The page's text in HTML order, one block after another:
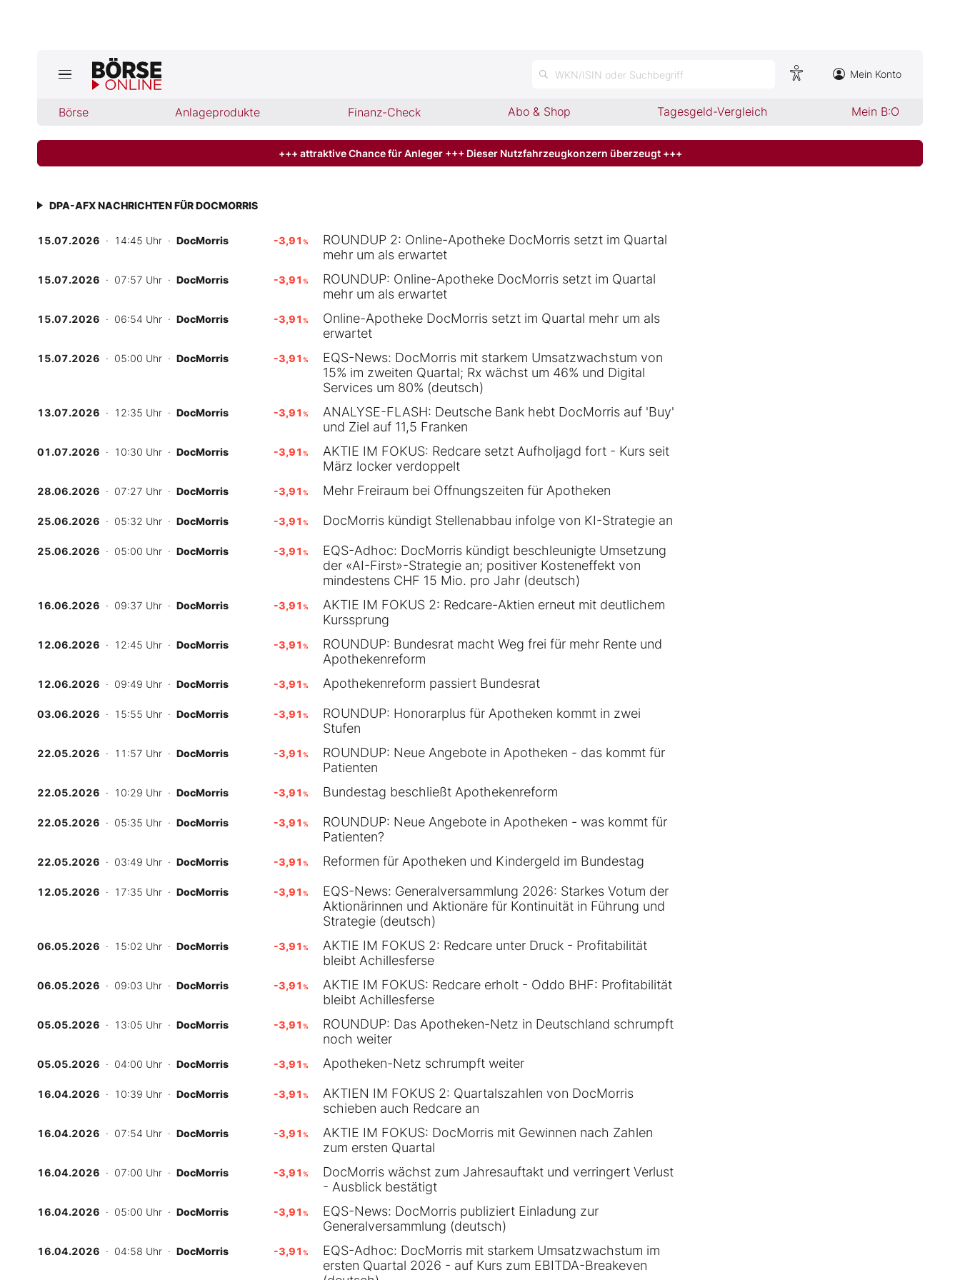
WKN/ISIN oder Suchbegriff Mein Konto
Börse Anlageprodukte Finanz-Check Abo & Shop Tagesgeld-Vergleich Mein B:O
Jetzt aktuelle Ausgabe BÖRSE ONLINE lesen
Kontakt
+++ attraktive Chance für Anleger +++ Dieser Nutzfahrzeugkonzern überzeugt +++
DPA-AFX NACHRICHTEN FÜR DOCMORRIS
15.07.2026 · 14:45 Uhr · DocMorris -3,91 %
ROUNDUP 2: Online-Apotheke DocMorris setzt im Quartal
mehr um als erwartet
15.07.2026 · 07:57 Uhr · DocMorris -3,91 %
ROUNDUP: Online-Apotheke DocMorris setzt im Quartal
mehr um als erwartet
15.07.2026 · 06:54 Uhr · DocMorris -3,91 %
Online-Apotheke DocMorris setzt im Quartal mehr um als
erwartet
15.07.2026 · 05:00 Uhr · DocMorris -3,91 %
EQS-News: DocMorris mit starkem Umsatzwachstum von
15% im zweiten Quartal; Rx wächst um 46% und Digital
Services um 80% (deutsch)
13.07.2026 · 12:35 Uhr · DocMorris -3,91 %
ANALYSE-FLASH: Deutsche Bank hebt DocMorris auf 'Buy'
und Ziel auf 11,5 Franken
01.07.2026 · 10:30 Uhr · DocMorris -3,91 %
AKTIE IM FOKUS: Redcare setzt Aufholjagd fort - Kurs seit
März locker verdoppelt
28.06.2026 · 07:27 Uhr · DocMorris -3,91 % Mehr Freiraum bei Öffnungszeiten für Apotheken
25.06.2026 · 05:32 Uhr · DocMorris -3,91 % DocMorris kündigt Stellenabbau infolge von KI-Strategie an
25.06.2026 · 05:00 Uhr · DocMorris -3,91 %
EQS-Adhoc: DocMorris kündigt beschleunigte Umsetzung
der «AI-First»-Strategie an; positiver Kosteneffekt von
mindestens CHF 15 Mio. pro Jahr (deutsch)
16.06.2026 · 09:37 Uhr · DocMorris -3,91 %
AKTIE IM FOKUS 2: Redcare-Aktien erneut mit deutlichem
Kurssprung
12.06.2026 · 12:45 Uhr · DocMorris -3,91 %
ROUNDUP: Bundesrat macht Weg frei für mehr Rente und
Apothekenreform
12.06.2026 · 09:49 Uhr · DocMorris -3,91 % Apothekenreform passiert Bundesrat
03.06.2026 · 15:55 Uhr · DocMorris -3,91 %
ROUNDUP: Honorarplus für Apotheken kommt in zwei
Stufen
22.05.2026 · 11:57 Uhr · DocMorris -3,91 %
ROUNDUP: Neue Angebote in Apotheken - das kommt für
Patienten
22.05.2026 · 10:29 Uhr · DocMorris -3,91 % Bundestag beschließt Apothekenreform
22.05.2026 · 05:35 Uhr · DocMorris -3,91 %
ROUNDUP: Neue Angebote in Apotheken - was kommt für
Patienten?
22.05.2026 · 03:49 Uhr · DocMorris -3,91 % Reformen für Apotheken und Kindergeld im Bundestag
12.05.2026 · 17:35 Uhr · DocMorris -3,91 %
EQS-News: Generalversammlung 2026: Starkes Votum der
Aktionärinnen und Aktionäre für Kontinuität in Führung und
Strategie (deutsch)
06.05.2026 · 15:02 Uhr · DocMorris -3,91 %
AKTIE IM FOKUS 2: Redcare unter Druck - Profitabilität
bleibt Achillesferse
06.05.2026 · 09:03 Uhr · DocMorris -3,91 %
AKTIE IM FOKUS: Redcare erholt - Oddo BHF: Profitabilität
bleibt Achillesferse
05.05.2026 · 13:05 Uhr · DocMorris -3,91 %
ROUNDUP: Das Apotheken-Netz in Deutschland schrumpft
noch weiter
05.05.2026 · 04:00 Uhr · DocMorris -3,91 % Apotheken-Netz schrumpft weiter
16.04.2026 · 10:39 Uhr · DocMorris -3,91 %
AKTIEN IM FOKUS 2: Quartalszahlen von DocMorris
schieben auch Redcare an
16.04.2026 · 07:54 Uhr · DocMorris -3,91 %
AKTIE IM FOKUS: DocMorris mit Gewinnen nach Zahlen
zum ersten Quartal
16.04.2026 · 07:00 Uhr · DocMorris -3,91 %
DocMorris wächst zum Jahresauftakt und verringert Verlust
- Ausblick bestätigt
16.04.2026 · 05:00 Uhr · DocMorris -3,91 %
EQS-News: DocMorris publiziert Einladung zur
Generalversammlung (deutsch)
16.04.2026 · 04:58 Uhr · DocMorris -3,91 %
EQS-Adhoc: DocMorris mit starkem Umsatzwachstum im
ersten Quartal 2026 - auf Kurs zum EBITDA-Breakeven